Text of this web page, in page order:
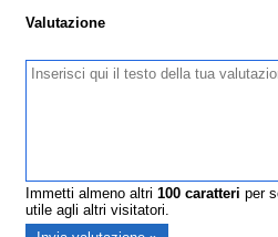
Valutazione
Immetti almeno altri100 caratteri per
utile agli altri visitatori.